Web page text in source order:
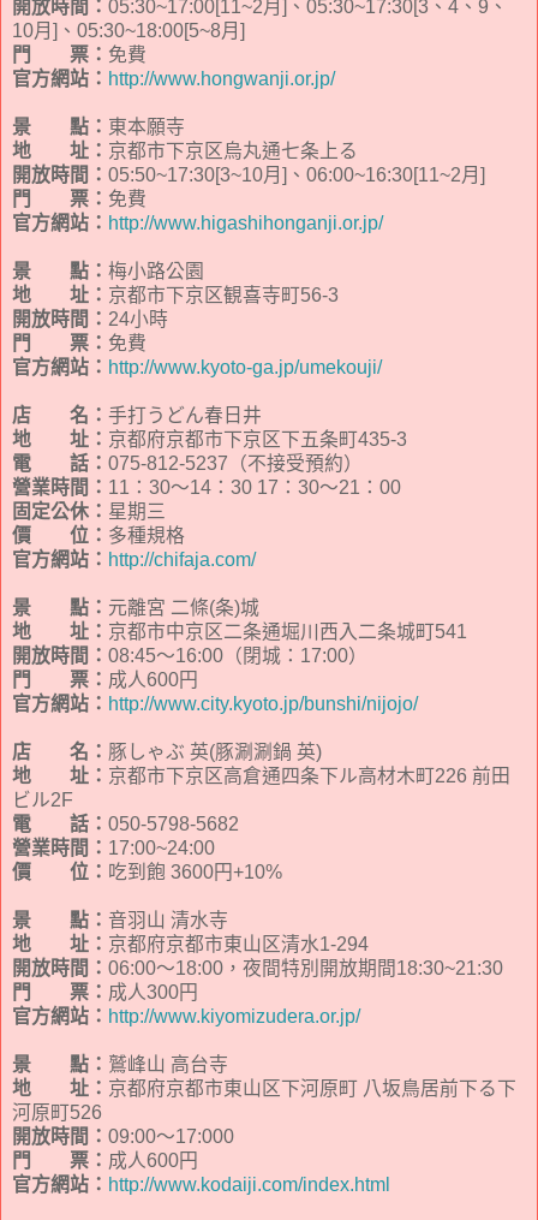
開放時間： 05:30~17:00[11~2月]、05:30~17:30[3、4、9、
10月]、05:30~18:00[5~8月]
門 票： 免費
官方網站： http://www.hongwanji.or.jp/
景 點： 東本願寺
地 址： 京都市下京区烏丸通七条上る
開放時間： 05:50~17:30[3~10月]、06:00~16:30[11~2月]
門 票： 免費
官方網站： http://www.higashihonganji.or.jp/
景 點： 梅小路公園
地 址： 京都市下京区観喜寺町56-3
開放時間： 24小時
門 票： 免費
官方網站： http://www.kyoto-ga.jp/umekouji/
店 名： 手打うどん春日井
地 址： 京都府京都市下京区下五条町435-3
電 話： 075-812-5237（不接受預約）
營業時間： 11：30～14：30 17：30～21：00
固定公休： 星期三
價 位： 多種規格
官方網站： http://chifaja.com/
景 點： 元離宮 二條(条)城
地 址： 京都市中京区二条通堀川西入二条城町541
開放時間： 08:45～16:00（閉城：17:00）
門 票： 成人600円
官方網站： http://www.city.kyoto.jp/bunshi/nijojo/
店 名： 豚しゃぶ 英(豚涮涮鍋 英)
地 址： 京都市下京区高倉通四条下ル高材木町226 前田
ビル2F
電 話： 050-5798-5682
營業時間： 17:00~24:00
價 位： 吃到飽 3600円+10%
景 點： 音羽山 清水寺
地 址： 京都府京都市東山区清水1-294
開放時間： 06:00～18:00，夜間特別開放期間18:30~21:30
門 票： 成人300円
官方網站： http://www.kiyomizudera.or.jp/
景 點： 鷲峰山 高台寺
地 址： 京都府京都市東山区下河原町 八坂鳥居前下る下
河原町526
開放時間： 09:00～17:000
門 票： 成人600円
官方網站： http://www.kodaiji.com/index.html